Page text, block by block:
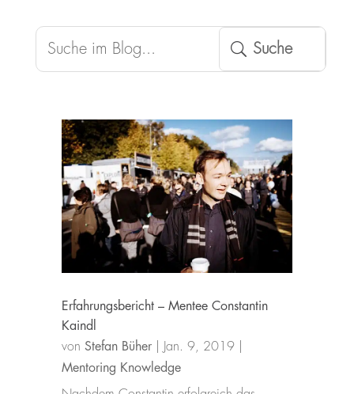
Erfahrungsbericht – Mentee Constantin
Kaindl
vonStefan Büher Jan. 9, 2019
Mentoring Knowledge